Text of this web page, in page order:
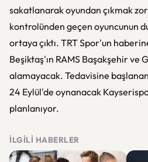
sakatlanarak oyundan çıkmak
kontrolünden geçen oyuncunun
ortaya çıktı. TRT Spor'un
Beşiktaş'ın RAMS Başakşehir ve
alamayacak. Tedavisine
24 Eylül'de oynanacak
planlanıyor.
İLGILI HABERLER